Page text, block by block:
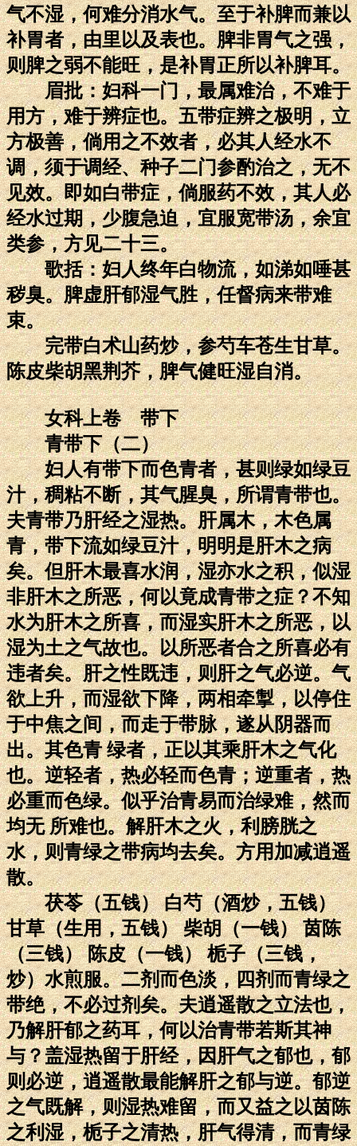
气不湿，何难分消水气。至于补脾而兼以
补胃者，由里以及表也。脾非胃气之强，
则脾之弱不能旺，是补胃正所以补脾耳。
眉批：妇科一门，最属难治，不难于
用方，难于辨症也。五带症辨之极明，立
方极善，倘用之不效者，必其人经水不
调，须于调经、种子二门参酌治之，无不
见效。即如白带症，倘服药不效，其人必
经水过期，少腹急迫，宜服宽带汤，余宜
类参，方见二十三。
歌括：妇人终年白物流，如涕如唾甚
秽臭。脾虚肝郁湿气胜，任督病来带难
束。
完带白术山药炒，参芍车苍生甘草。
陈皮柴胡黑荆芥，脾气健旺湿自消。
女科上卷 带下
青带下（二）
妇人有带下而色青者，甚则绿如绿豆
汁，稠粘不断，其气腥臭，所谓青带也。
夫青带乃肝经之湿热。肝属木，木色属
青，带下流如绿豆汁，明明是肝木之病
矣。但肝木最喜水润，湿亦水之积，似湿
非肝木之所恶，何以竟成青带之症？不知
水为肝木之所喜，而湿实肝木之所恶，以
湿为土之气故也。以所恶者合之所喜必有
违者矣。肝之性既违，则肝之气必逆。气
欲上升，而湿欲下降，两相牵掣，以停住
于中焦之间，而走于带脉，遂从阴器而
出。其色青 绿者，正以其乘肝木之气化
也。逆轻者，热必轻而色青；逆重者，热
必重而色绿。似乎治青易而治绿难，然而
均无 所难也。解肝木之火，利膀胱之
水，则青绿之带病均去矣。方用加减逍遥
散。
茯苓（五钱） 白芍（酒炒，五钱）
甘草（生用，五钱） 柴胡（一钱） 茵陈
（三钱） 陈皮（一钱） 栀子（三钱，
炒）水煎服。二剂而色淡，四剂而青绿之
带绝，不必过剂矣。夫逍遥散之立法也，
乃解肝郁之药耳，何以治青带若斯其神
与？盖湿热留于肝经，因肝气之郁也，郁
则必逆，逍遥散最能解肝之郁与逆。郁逆
之气既解，则湿热难留，而又益之以茵陈
之利湿，栀子之清热，肝气得清，而青绿